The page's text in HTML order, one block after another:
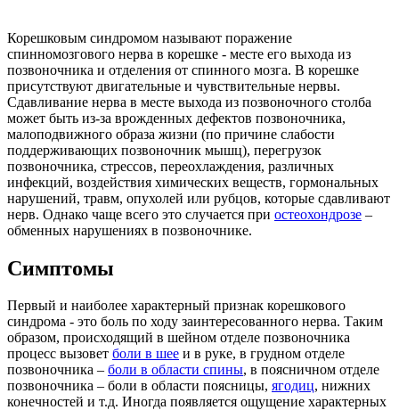
Корешковым синдромом называют поражение
спинномозгового нерва в корешке - месте его выхода из
позвоночника и отделения от спинного мозга. В корешке
присутствуют двигательные и чувствительные нервы.
Сдавливание нерва в месте выхода из позвоночного столба
может быть из-за врожденных дефектов позвоночника,
малоподвижного образа жизни (по причине слабости
поддерживающих позвоночник мышц), перегрузок
позвоночника, стрессов, переохлаждения, различных
инфекций, воздействия химических веществ, гормональных
нарушений, травм, опухолей или рубцов, которые сдавливают
нерв. Однако чаще всего это случается при остеохондрозе –
обменных нарушениях в позвоночнике.
Симптомы
Первый и наиболее характерный признак корешкового
синдрома - это боль по ходу заинтересованного нерва. Таким
образом, происходящий в шейном отделе позвоночника
процесс вызовет боли в шее и в руке, в грудном отделе
позвоночника – боли в области спины, в поясничном отделе
позвоночника – боли в области поясницы, ягодиц, нижних
конечностей и т.д. Иногда появляется ощущение характерных